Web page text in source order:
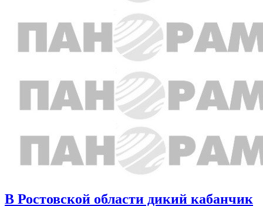
В Ростовской области дикий кабанчик